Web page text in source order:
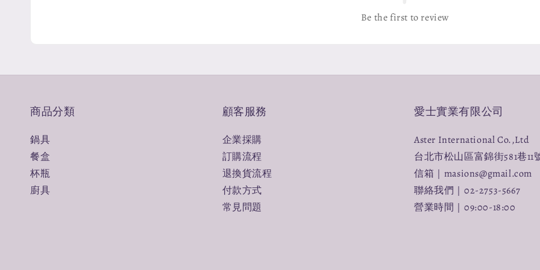
Be the first to review
商品分類
鍋具
餐盒
杯瓶
廚具
顧客服務
企業採購
訂購流程
退換貨流程
付款方式
常見問題
愛士實業有限公司
Aster International Co.,Ltd
台北市松山區富錦街581巷11
信箱｜masions@gmail.com
聯絡我們｜02-2753-5667
營業時間｜09:00-18:00